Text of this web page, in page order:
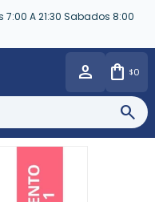
7:00 A 21:30 Sabados 8:00
$0